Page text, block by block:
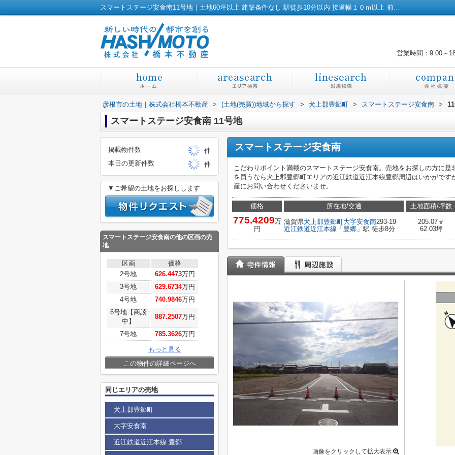
スマートステージ安食南11号地｜土地60坪以上 建築条件なし 駅徒歩10分以内 接道幅１０ｍ以上 前道６ｍ以上｜彦根市の土地｜株式会社橋本不動産
営業時間：9:00～
彦根市の土地｜株式会社橋本不動産 > (土地(売買))地域から探す > 犬上郡豊郷町 > スマートステージ安食南 >
スマートステージ安食南 11号地
スマートステージ安食南
こだわりポイント満載のスマートステージ安食南。売地をお探しの方に
を買うなら犬上郡豊郷町エリアの近江鉄道近江本線豊郷周辺はいかがです
産にお問い合わせくださいませ。
価格
775.4209万
円
所在地/交通
滋賀県犬上郡豊郷町大字安食南293-19
近江鉄道近江本線 「 豊郷 」駅 徒歩8分
土地面積/坪数
205.07㎡
62.03坪
画像をクリックして拡大表示
掲載物件数
件
本日の更新件数
件
▼ご希望の土地をお探しします
スマートステージ安食南の他の区画の売
地
区画
価格
2号地
626.4473万円
3号地
629.6734万円
4号地
740.9846万円
6号地【商談
中】
887.2507万円
7号地 785.3626万円
もっと見る
この物件の詳細ページへ
同じエリアの売地
犬上郡豊郷町
大字安食南
近江鉄道近江本線 豊郷